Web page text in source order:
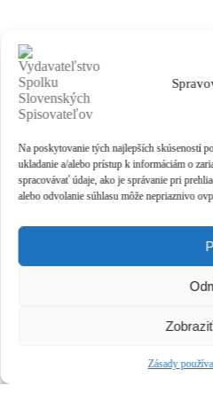
Na poskytovanie tých najlepších skúseností
ukladanie a/alebo prístup k informáciám o
spracovávať údaje, ako je správanie pri
alebo odvolanie súhlasu môže nepriaznivo
Zásady